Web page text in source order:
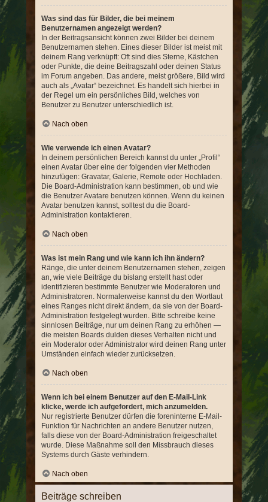
Was sind das für Bilder, die bei meinem
Benutzernamen angezeigt werden?
In der Beitragsansicht können zwei Bilder bei deinem
Benutzernamen stehen. Eines dieser Bilder ist meist mit
deinem Rang verknüpft: Oft sind dies Sterne, Kästchen
oder Punkte, die deine Beitragszahl oder deinen Status
im Forum angeben. Das andere, meist größere, Bild wird
auch als „Avatar“ bezeichnet. Es handelt sich hierbei in
der Regel um ein persönliches Bild, welches von
Benutzer zu Benutzer unterschiedlich ist.
Nach oben
Wie verwende ich einen Avatar?
In deinem persönlichen Bereich kannst du unter „Profil“
einen Avatar über eine der folgenden vier Methoden
hinzufügen: Gravatar, Galerie, Remote oder Hochladen.
Die Board-Administration kann bestimmen, ob und wie
die Benutzer Avatare benutzen können. Wenn du keinen
Avatar benutzen kannst, solltest du die Board-
Administration kontaktieren.
Nach oben
Was ist mein Rang und wie kann ich ihn ändern?
Ränge, die unter deinem Benutzernamen stehen, zeigen
an, wie viele Beiträge du bislang erstellt hast oder
identifizieren bestimmte Benutzer wie Moderatoren und
Administratoren. Normalerweise kannst du den Wortlaut
eines Ranges nicht direkt ändern, da sie von der Board-
Administration festgelegt wurden. Bitte schreibe keine
sinnlosen Beiträge, nur um deinen Rang zu erhöhen —
die meisten Boards dulden dieses Verhalten nicht und
ein Moderator oder Administrator wird deinen Rang unter
Umständen einfach wieder zurücksetzen.
Nach oben
Wenn ich bei einem Benutzer auf den E-Mail-Link
klicke, werde ich aufgefordert, mich anzumelden.
Nur registrierte Benutzer dürfen die foreninterne E-Mail-
Funktion für Nachrichten an andere Benutzer nutzen,
falls diese von der Board-Administration freigeschaltet
wurde. Diese Maßnahme soll den Missbrauch dieses
Systems durch Gäste verhindern.
Nach oben
Beiträge schreiben